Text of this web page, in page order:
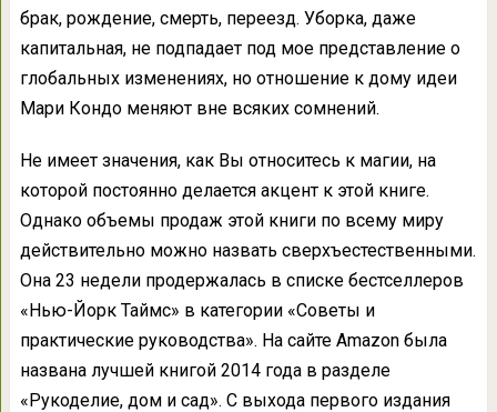
брак, рождение, смерть, переезд. Уборка, даже
капитальная, не подпадает под мое представление о
глобальных изменениях, но отношение к дому идеи
Мари Кондо меняют вне всяких сомнений.
Не имеет значения, как Вы относитесь к магии, на
которой постоянно делается акцент к этой книге.
Однако объемы продаж этой книги по всему миру
действительно можно назвать сверхъестественными.
Она 23 недели продержалась в списке бестселлеров
«Нью-Йорк Таймс» в категории «Советы и
практические руководства». На сайте Amazon была
названа лучшей книгой 2014 года в разделе
«Рукоделие, дом и сад». С выхода первого издания